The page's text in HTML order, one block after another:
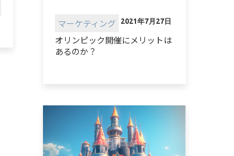
マーケティング 2021年7月27日
オリンピック開催にメリットは
あるのか？